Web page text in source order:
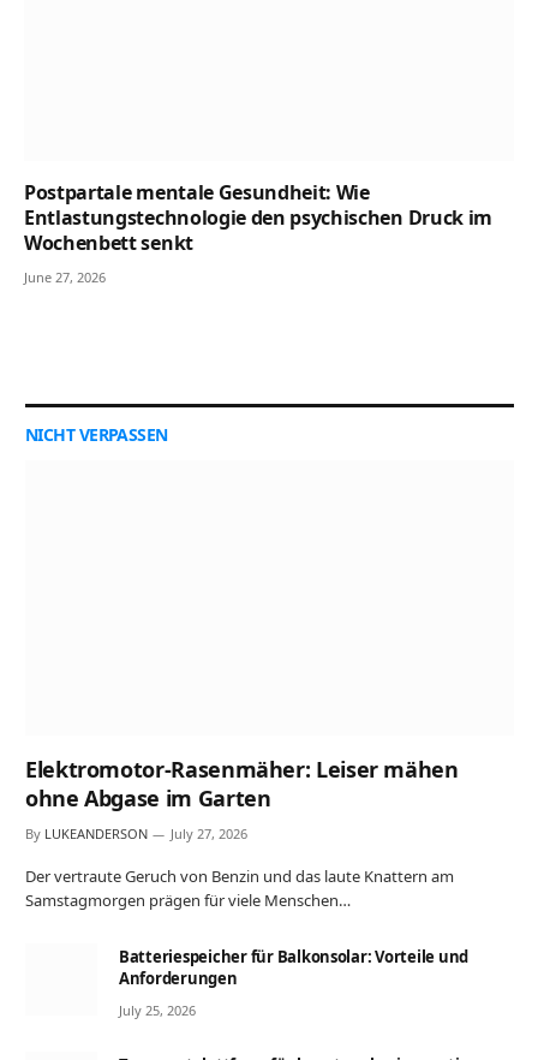
Postpartale mentale Gesundheit: Wie
Entlastungstechnologie den psychischen Druck im
Wochenbett senkt
June 27, 2026
NICHT VERPASSEN
Elektromotor-Rasenmäher: Leiser mähen
ohne Abgase im Garten
By LUKEANDERSON July 27, 2026
Der vertraute Geruch von Benzin und das laute Knattern am
Samstagmorgen prägen für viele Menschen…
Batteriespeicher für Balkonsolar: Vorteile und
Anforderungen
July 25, 2026